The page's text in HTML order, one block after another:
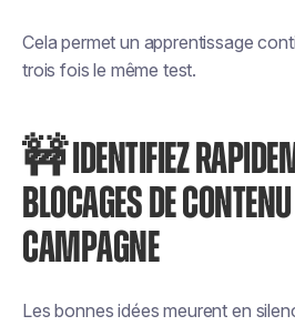
Cela permet un apprentissage
trois fois le même test.
🚧 IDENTIFIEZ
BLOCAGES DE
CAMPAGNE
Les bonnes idées meurent en